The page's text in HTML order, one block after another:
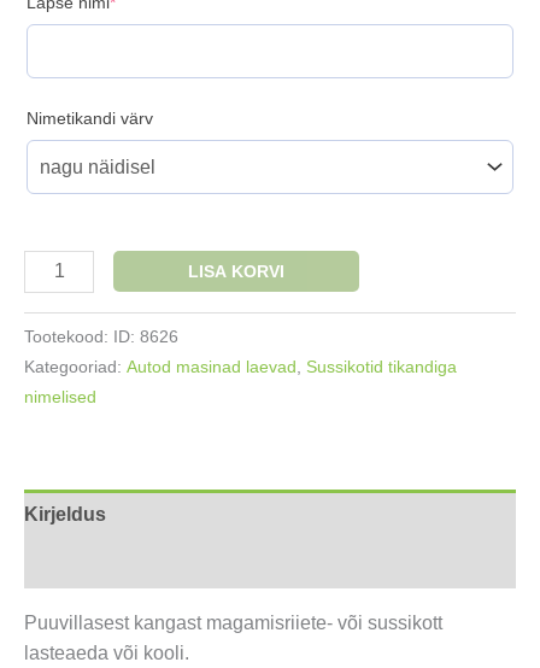
Nimetikandi värv
Nimega
sussikott
LISA KORVI
Tootekood: ID: 8626
Kategooriad: Autod masinad laevad
Sussikotid tikandiga
nimelised
Kirjeldus
Puuvillasest kangast magamisriiete- või sussikott
lasteaeda või kooli.